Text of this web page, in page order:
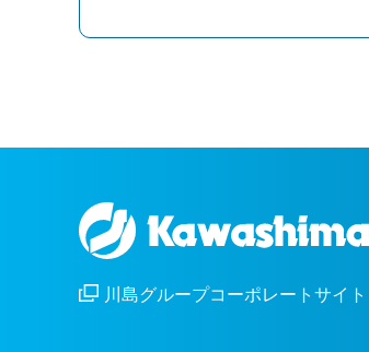
川島グループコーポレートサイト